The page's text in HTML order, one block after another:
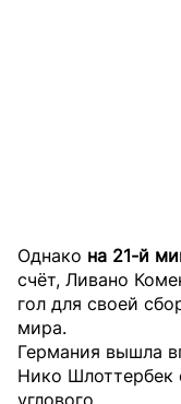
Однако на 21-й
счёт, Ливано
гол для своей
мира.
Германия вышла
Нико Шлоттербек
углового.